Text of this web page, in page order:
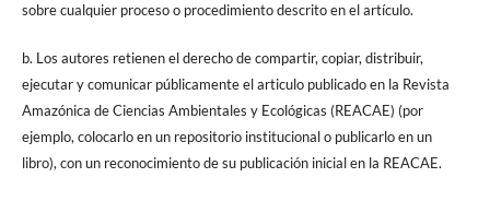
sobre cualquier proceso o procedimiento descrito en el artículo.
b. Los autores retienen el derecho de compartir, copiar, distribuir,
ejecutar y comunicar públicamente el articulo publicado en la Revista
Amazónica de Ciencias Ambientales y Ecológicas (REACAE) (por
ejemplo, colocarlo en un repositorio institucional o publicarlo en un
libro), con un reconocimiento de su publicación inicial en la REACAE.